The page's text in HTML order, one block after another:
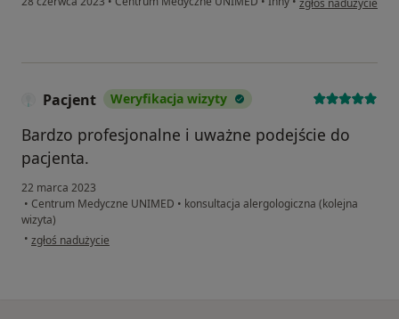
zgłoś nadużycie
Pacjent Weryfikacja wizyty
Bardzo profesjonalne i uważne podejście do
pacjenta.
22 marca 2023
• Centrum Medyczne UNIMED • konsultacja alergologiczna (kolejna
wizyta)
• w opinii użytkownika Pacjent
zgłoś nadużycie